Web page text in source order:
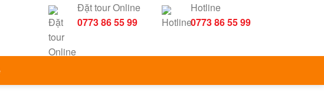
Đặt tour Online
0773 86 55 99
Hotline
0773 86 55 99